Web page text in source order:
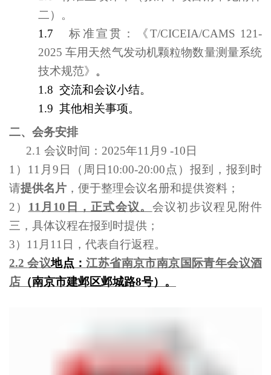
二）。
1.7
标准宣贯：《T/CICEIA/CAMS 121-
2025 车用天然气发动机颗粒物数量测量系统
技术规范》 。
1.8 交流和会议小结。
1.9 其他相关事项。
二、会务安排
2.1 会议时间：2025年11月9 -10日
1 ）11月9日（周日10:00-20:00点）报到，报到时
请提供名片 ，便于整理会议名册和提供资料；
2 ） 11月10日，正式会议。 会议初步议程见附件
三，具体议程在报到时提供；
3）11月11日，代表自行返程。
2.2会议地点：江苏省南京市南京国际青年会议酒
店 （南京市建邺区邺城路8号）。